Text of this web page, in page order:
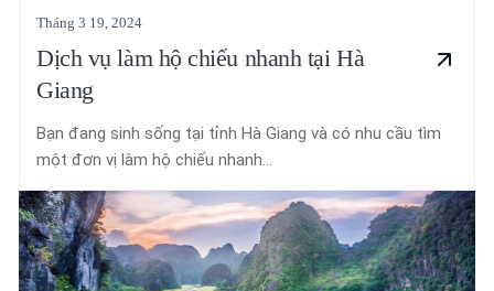
Tháng 3 19, 2024
Dịch vụ làm hộ chiếu nhanh tại Hà
Giang
Bạn đang sinh sống tại tỉnh Hà Giang và có nhu cầu tìm
một đơn vị làm hộ chiếu nhanh...